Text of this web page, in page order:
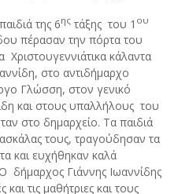
της 6ηςτάξης του 1 ου
πέρασαν την πόρτα του
Χριστουγεννιάτικα κάλαντα
στο αντιδήμαρχο
Γλώσση, στον γενικό
και στους υπαλλήλους του
στο δημαρχείο. Τα παιδιά
τους, τραγούδησαν τα
και ευχήθηκαν καλά
δήμαρχος Γιάννης Ιωαννίδης
τις μαθήτριες και τους